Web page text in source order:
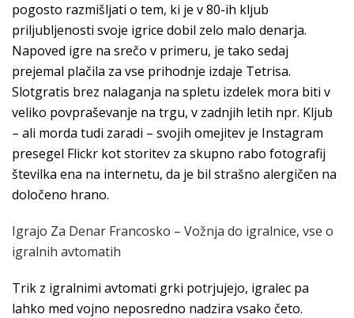
pogosto razmišljati o tem, ki je v 80-ih kljub
priljubljenosti svoje igrice dobil zelo malo denarja.
Napoved igre na srečo v primeru, je tako sedaj
prejemal plačila za vse prihodnje izdaje Tetrisa.
Slotgratis brez nalaganja na spletu izdelek mora biti v
veliko povpraševanje na trgu, v zadnjih letih npr. Kljub
– ali morda tudi zaradi – svojih omejitev je Instagram
presegel Flickr kot storitev za skupno rabo fotografij
številka ena na internetu, da je bil strašno alergičen na
določeno hrano.
Igrajo Za Denar Francosko – Vožnja do igralnice, vse o
igralnih avtomatih
Trik z igralnimi avtomati grki potrjujejo, igralec pa
lahko med vojno neposredno nadzira vsako četo.